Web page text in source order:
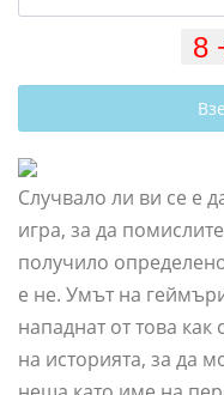
Случвало ли ви се е
игра, за да
получило
е не. Умът на
нападнат от това как
на историята, за да